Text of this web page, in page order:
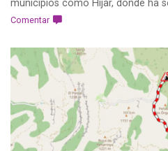
municipios como Híjar, donde ha
Comentar